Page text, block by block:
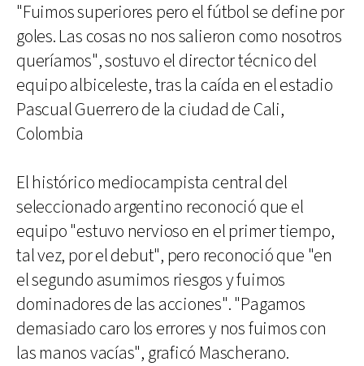
"Fuimos superiores pero el fútbol se define por
goles. Las cosas no nos salieron como nosotros
queríamos", sostuvo el director técnico del
equipo albiceleste, tras la caída en el estadio
Pascual Guerrero de la ciudad de Cali,
Colombia
El histórico mediocampista central del
seleccionado argentino reconoció que el
equipo "estuvo nervioso en el primer tiempo,
tal vez, por el debut", pero reconoció que "en
el segundo asumimos riesgos y fuimos
dominadores de las acciones". "Pagamos
demasiado caro los errores y nos fuimos con
las manos vacías", graficó Mascherano.